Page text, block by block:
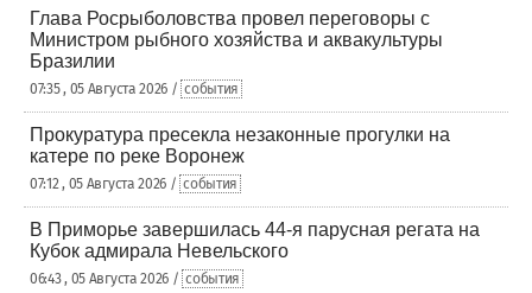
Глава Росрыболовства провел переговоры с
Министром рыбного хозяйства и аквакультуры
Бразилии
07:35 , 05 Августа 2026 / события
Прокуратура пресекла незаконные прогулки на
катере по реке Воронеж
07:12 , 05 Августа 2026 / события
В Приморье завершилась 44-я парусная регата на
Кубок адмирала Невельского
06:43 , 05 Августа 2026 / события